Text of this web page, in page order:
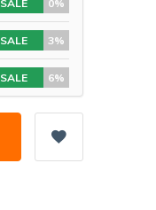
SALE 0%
SALE 3%
SALE 6%